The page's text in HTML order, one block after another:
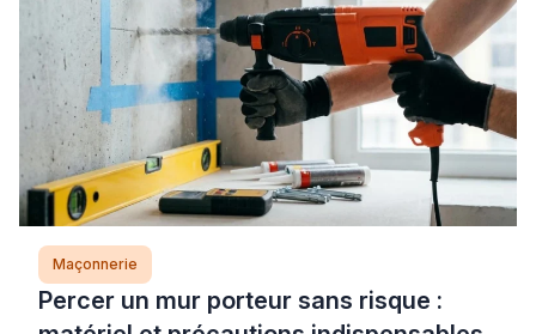
dalle et l’origine du trou, car cette […]
Maçonnerie
Percer un mur porteur sans risque :